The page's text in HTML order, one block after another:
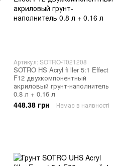
Артикул: SOTRO-T021208
SOTRO HS Acryl fi ller 5:1 Effect
F12 двухкомпонентный
акриловый грунт-наполнитель
0.8 л + 0.16 л
448.38 грн Немає в наявності